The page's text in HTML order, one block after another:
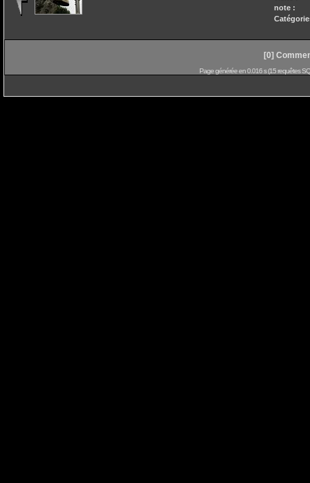
note :
[0]
Page générée en 0.016 s (15 requêtes